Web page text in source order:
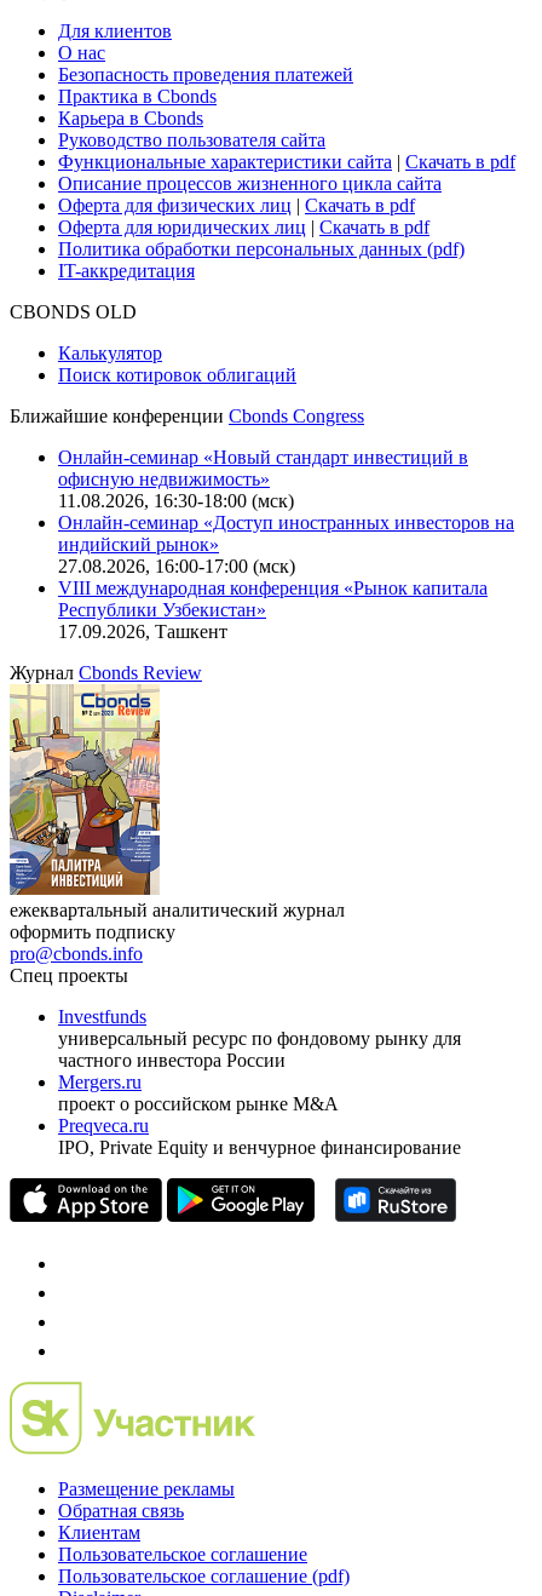
Глоссарий
Поддержка
Для клиентов
О нас
Безопасность проведения платежей
Практика в Cbonds
Карьера в Cbonds
Руководство пользователя сайта
Функциональные характеристики сайта|Скачать в pdf
Описание процессов жизненного цикла сайта
Оферта для физических лиц
Оферта для юридических лиц
IT-аккредитация
Поиск котировок облигаций
Ближайшие конференцииCbonds Congress
Онлайн-семинар «Новый стандарт инвестиций в
офисную недвижимость»
11.08.2026, 16:30-18:00 (мск)
Онлайн-семинар «Доступ иностранных инвесторов на
индийский рынок»
VIII международная конференция «Рынок капитала
Республики Узбекистан»
17.09.2026, Ташкент
ЖурналCbonds Review
ежеквартальный аналитический журнал
оформить подписку
pro@cbonds.info
Спец проекты
Investfunds
универсальный ресурс по фондовому рынку для
частного инвестора России
проект о российском рынке M&A
Preqveca.ru
Размещение рекламы